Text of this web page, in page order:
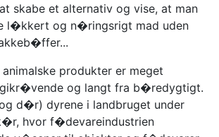
skabe et alternativ og vise, at man
l�kkert og n�ringsrigt mad uden
produkter er meget
og langt fra b�redygtigt.
d�r) dyrene i landbruget under
hvor f�devareindustrien